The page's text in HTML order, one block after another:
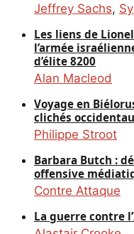
Jeffrey Sachs,
Les liens de
l’armée
d’élite 8200
Alan Macleod
Voyage en
clichés
Philippe Stroot
Barbara Butch :
offensive
Contre Attaque
La guerre contre